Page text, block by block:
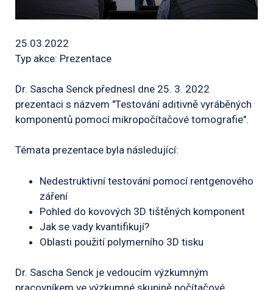
25.03.2022
Typ akce: Prezentace
Dr. Sascha Senck přednesl dne 25. 3. 2022
prezentaci s názvem "Testování aditivně vyráběných
komponentů pomocí mikropočítačové tomografie".
Témata prezentace byla následující:
Nedestruktivní testování pomocí rentgenového
záření
Pohled do kovových 3D tištěných komponent
Jak se vady kvantifikují?
Oblasti použití polymerního 3D tisku
Dr. Sascha Senck je vedoucím výzkumným